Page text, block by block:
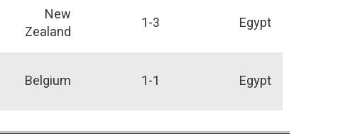
New
Zealand
1-3 Egypt
Belgium 1-1 Egypt